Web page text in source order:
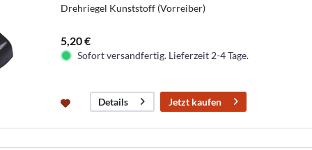
Drehriegel Kunststoff (Vorreiber)
5,20 €
Sofort versandfertig. Lieferzeit 2-4 Tage.
Details Jetzt kaufen